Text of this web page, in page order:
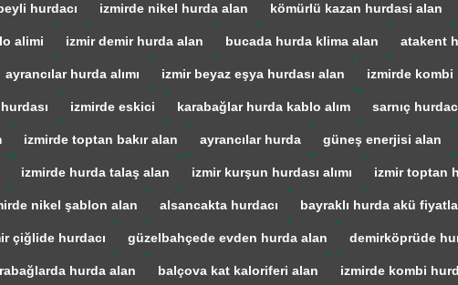
hurdacı izmirde nikel hurda alan kömürlü kazan hurdasi alan
alimi izmir demir hurda alan bucada hurda klima alan atakent
ayrancılar hurda alımı izmir beyaz eşya hurdası alan izmirde kombi
izmirde eskici karabağlar hurda kablo alım sarnıç
izmirde toptan bakır alan ayrancılar hurda güneş enerjisi alan
izmirde hurda talaş alan izmir kurşun hurdası alımı izmir toptan
nikel şablon alan alsancakta hurdacı bayraklı hurda akü
çiğlide hurdacı güzelbahçede evden hurda alan demirköprüde
hurda alan balçova kat kaloriferi alan izmirde kombi